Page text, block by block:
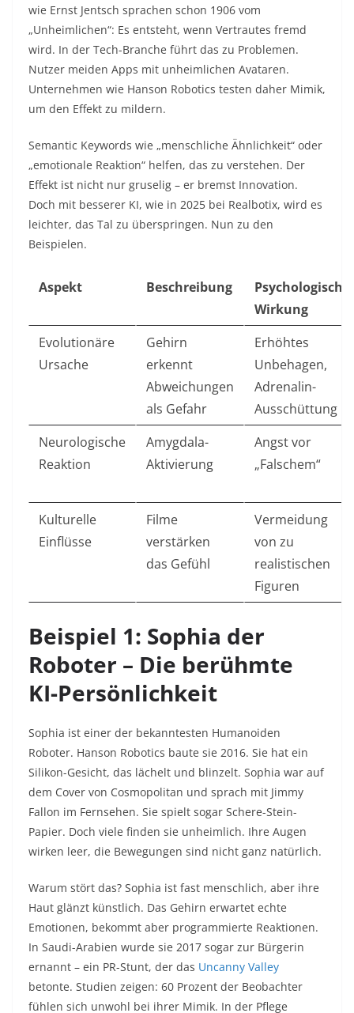
wie Ernst Jentsch sprachen schon 1906 vom
„Unheimlichen“: Es entsteht, wenn Vertrautes fremd
wird. In der Tech-Branche führt das zu Problemen.
Nutzer meiden Apps mit unheimlichen Avataren.
Unternehmen wie Hanson Robotics testen daher Mimik,
um den Effekt zu mildern.​
Semantic Keywords wie „menschliche Ähnlichkeit“ oder
„emotionale Reaktion“ helfen, das zu verstehen. Der
Effekt ist nicht nur gruselig – er bremst Innovation.
Doch mit besserer KI, wie in 2025 bei Realbotix, wird es
leichter, das Tal zu überspringen. Nun zu den
Beispielen.​
Aspekt Beschreibung
Psychologische
Wirkung
Evolutionäre
Ursache
Gehirn
erkennt
Abweichungen
als Gefahr
Erhöhtes
Unbehagen,
Adrenalin-
Ausschüttung
Neurologische
Reaktion
Amygdala-
Aktivierung
Angst vor
„Falschem“
Kulturelle
Einflüsse
Filme
verstärken
das Gefühl
Vermeidung
von zu
realistischen
Figuren
Beispiel 1: Sophia der
Roboter – Die berühmte
KI-Persönlichkeit
Sophia ist einer der bekanntesten Humanoiden
Roboter. Hanson Robotics baute sie 2016. Sie hat ein
Silikon-Gesicht, das lächelt und blinzelt. Sophia war auf
dem Cover von Cosmopolitan und sprach mit Jimmy
Fallon im Fernsehen. Sie spielt sogar Schere-Stein-
Papier. Doch viele finden sie unheimlich. Ihre Augen
wirken leer, die Bewegungen sind nicht ganz natürlich.​
Warum stört das? Sophia ist fast menschlich, aber ihre
Haut glänzt künstlich. Das Gehirn erwartet echte
Emotionen, bekommt aber programmierte Reaktionen.
In Saudi-Arabien wurde sie 2017 sogar zur Bürgerin
ernannt – ein PR-Stunt, der das Uncanny Valley
betonte. Studien zeigen: 60 Prozent der Beobachter
fühlen sich unwohl bei ihrer Mimik. In der Pflege